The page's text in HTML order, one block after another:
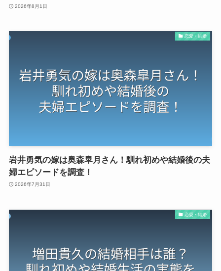
2026年8月1日
恋愛・結婚
岩井勇気の嫁は奥森皐月さん！馴れ初めや結婚後の夫
婦エピソードを調査！
2026年7月31日
恋愛・結婚